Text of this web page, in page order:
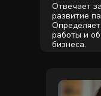
Отвечает
развитие
работы и
бизнеса.